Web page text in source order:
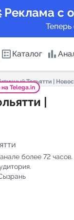
Реклама с
Каталог
Каталог
Горящие
Тольятти |
Telega.in
|
более 72 часов.